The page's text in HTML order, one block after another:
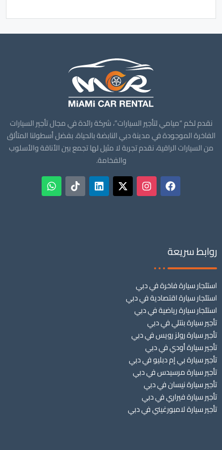
نقدم لكم “ميامي لتأجير السيارات”، شركة رائدة في مجال تأجير السيارات
الفاخرة الموجودة في مدينة دبي النابضة بالحياة. بفضل أسطولنا المتألق
من السيارات الراقية، نقدم تجربة لا مثيل لها تجمع بين الأناقة والأسلوب
والفخامة.
روابط سريعة
استئجار سيارة فاخرة في دبي
استئجار سيارة اقتصادية في دبي
استئجار سيارة رياضية في دبي
تأجير سيارة بنتلي في دبي
تأجير سيارة رولز رويس في دبي
تأجير سيارة أودي في دبي
تأجير سيارة بي إم دبليو في دبي
تأجير سيارة مرسيدس في دبي
تأجير سيارة نيسان في دبي
تأجير سيارة فيراري في دبي
تأجير سيارة لامبورغيني في دبي